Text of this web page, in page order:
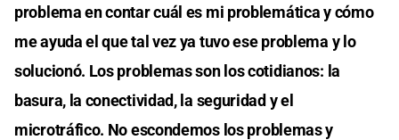
problema en contar cuál es mi problemática y cómo
me ayuda el que tal vez ya tuvo ese problema y lo
solucionó. Los problemas son los cotidianos: la
basura, la conectividad, la seguridad y el
microtráfico. No escondemos los problemas y